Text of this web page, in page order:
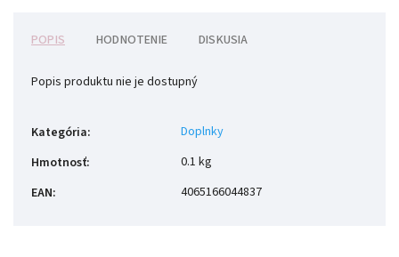
POPIS HODNOTENIE DISKUSIA
Popis produktu nie je dostupný
Kategória:
Doplnky
Hmotnosť:
0.1 kg
EAN: 4065166044837